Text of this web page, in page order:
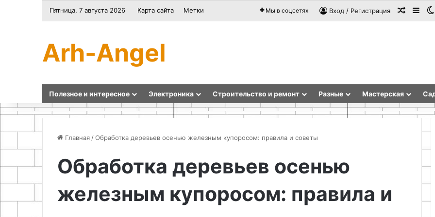
Пятница, 7 августа 2026 Карта сайта Метки Мы в соцсетях Вход / Регистрация
Arh-Angel
Полезное и интересное Электроника Строительство и ремонт Разные Мастерская
Главная /Обработка деревьев осенью железным купоросом: правила и советы
Обработка деревьев осенью
железным купоросом: правила и
Стратификация
семян
биологические
Бетонная
стяжка